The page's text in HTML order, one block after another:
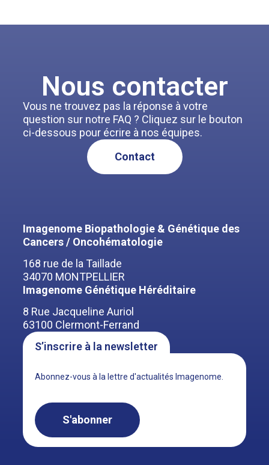
Nous contacter
Vous ne trouvez pas la réponse à votre
question sur notre FAQ ? Cliquez sur le bouton
ci-dessous pour écrire à nos équipes.
Contact
Imagenome Biopathologie & Génétique des
Cancers / Oncohématologie
168 rue de la Taillade
34070 MONTPELLIER
Imagenome Génétique Héréditaire
8 Rue Jacqueline Auriol
63100 Clermont-Ferrand
S’inscrire à la newsletter
Abonnez-vous à la lettre d'actualités Imagenome.
S'abonner